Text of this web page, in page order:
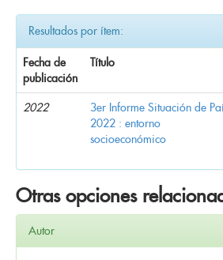
Resultados por ítem:
Fecha de
publicación
Título
2022
3er Informe Situación de
2022 : entorno
socioeconómico
Otras opciones
Autor